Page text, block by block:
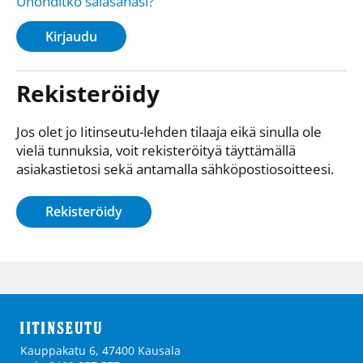
Kirjaudu
Rekisteröidy
Jos olet jo Iitinseutu-lehden tilaaja eikä sinulla ole
vielä tunnuksia, voit rekisteröityä täyttämällä
asiakastietosi sekä antamalla sähkö­posti­osoitteesi.
Rekisteröidy
Kauppakatu 6, 47400 Kausala